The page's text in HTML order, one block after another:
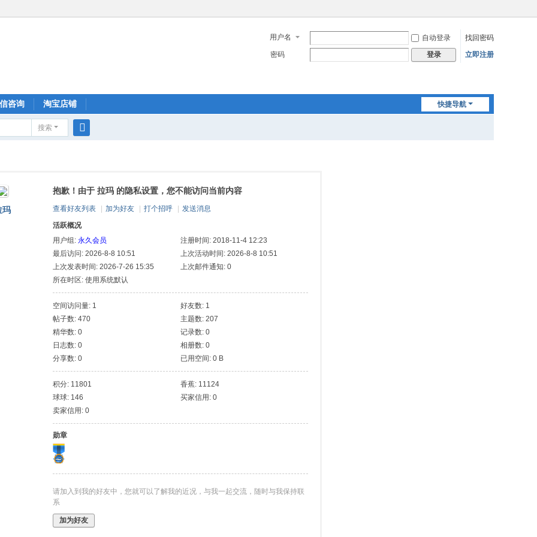
用户名 自动登录
找回密码
密码
登录 立即注册
快捷导航
咨询 淘宝店铺
搜索
玛
抱歉！由于 拉玛 的隐私设置，您不能访问当前内容
查看好友列表 加为好友 打个招呼
发送消息
活跃概况
用户组: 永久会员
注册时间: 2018-11-4 12:23
最后访问: 2026-8-8 10:51
上次活动时间: 2026-8-8 10:51
上次发表时间: 2026-7-26 15:35
上次邮件通知: 0
所在时区: 使用系统默认
空间访问量: 1
好友数: 1
帖子数: 470
主题数: 207
精华数: 0
记录数: 0
日志数: 0
相册数: 0
分享数: 0
已用空间: 0 B
积分: 11801
香蕉: 11124
球球: 146
买家信用: 0
卖家信用: 0
勋章
请加入到我的好友中，您就可以了解我的近况，与我一起交流，随时与我保持联
系
加为好友